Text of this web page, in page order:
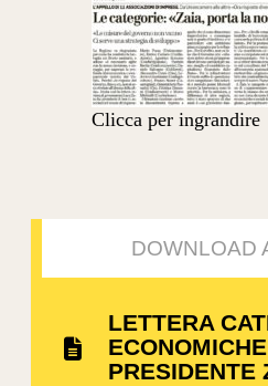
Clicca per ingrandire
DOWNLOAD
LETTERA
PRESIDENTE